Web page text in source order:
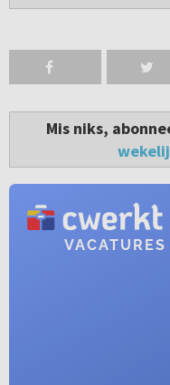
Mis niks,